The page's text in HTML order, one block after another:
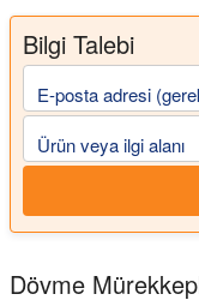
Bilgi Talebi
E-posta adresi
Ürün veya ilgi alanı
Dövme